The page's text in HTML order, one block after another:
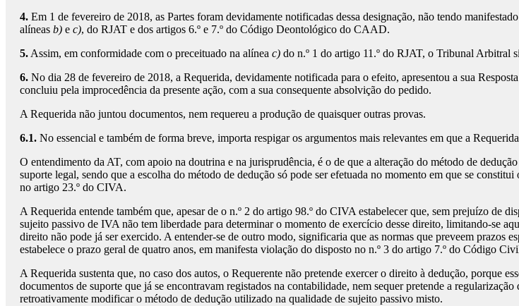
4. Em 1 de fevereiro de 2018, as Partes foram devidamente notificadas dessa designação, não tendo
alíneas b) e c), do RJAT e dos artigos 6.º e 7.º do Código Deontológico do CAAD.
5. Assim, em conformidade com o preceituado na alínea c) do n.º 1 do artigo 11.º do RJAT, o Tribunal Arbitral
6. No dia 28 de fevereiro de 2018, a Requerida, devidamente notificada para o efeito, apresentou a sua
concluiu pela improcedência da presente ação, com a sua consequente absolvição do pedido.
A Requerida não juntou documentos, nem requereu a produção de quaisquer outras provas.
6.1. No essencial e também de forma breve, importa respigar os argumentos mais relevantes em que a
O entendimento da AT, com apoio na doutrina e na jurisprudência, é o de que a alteração do método de
suporte legal, sendo que a escolha do método de dedução só pode ser efetuada no momento em que se
no artigo 23.º do CIVA.
A Requerida entende também que, apesar de o n.º 2 do artigo 98.º do CIVA estabelecer que, sem prejuízo de
sujeito passivo de IVA não tem liberdade para determinar o momento de exercício desse direito, limitando-se
direito não pode já ser exercido. A entender-se de outro modo, significaria que as normas que preveem prazos
estabelece o prazo geral de quatro anos, em manifesta violação do disposto no n.º 3 do artigo 7.º do Código
A Requerida sustenta que, no caso dos autos, o Requerente não pretende exercer o direito à dedução, porque
documentos de suporte que já se encontravam registados na contabilidade, nem sequer pretende a
retroativamente modificar o método de dedução utilizado na qualidade de sujeito passivo misto.